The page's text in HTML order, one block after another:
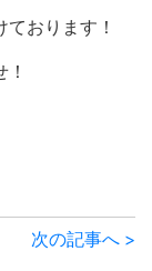
おります！
次の記事へ >